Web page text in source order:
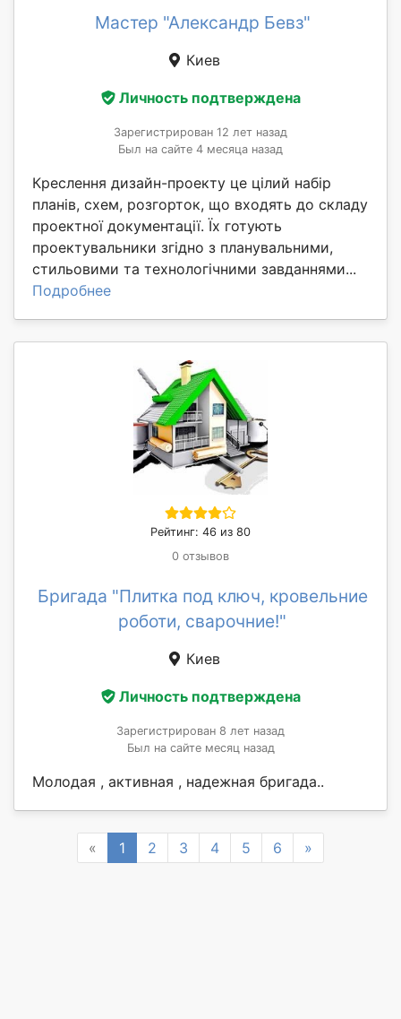
Мастер "Александр Бевз"
Киев
Личность подтверждена
Зарегистрирован 12 лет назад
Был на сайте 4 месяца назад
Креслення дизайн-проекту це цілий набір
планів, схем, розгорток, що входять до складу
проектної документації. Їх готують
проектувальники згідно з планувальними,
стильовими та технологічними завданнями...
Подробнее
Рейтинг: 46 из 80
0 отзывов
Бригада "Плитка под ключ, кровельние
роботи, сварочние!"
Киев
Личность подтверждена
Зарегистрирован 8 лет назад
Был на сайте месяц назад
Молодая , активная , надежная бригада..
« Previous
1 2 3 4 5 6 »